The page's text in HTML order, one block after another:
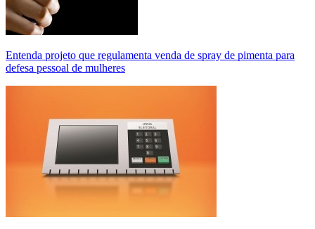
Entenda projeto que regulamenta venda de spray de pimenta para
defesa pessoal de mulheres